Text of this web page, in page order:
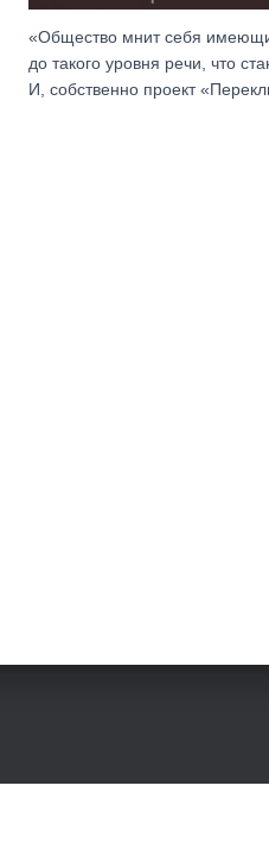
«Общество мнит себя
до такого уровня речи, что
И, собственно проект